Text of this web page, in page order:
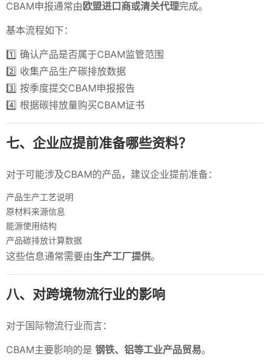
CBAM申报通常由欧盟进口商或清关代理完成。
基本流程如下：
1️⃣ 确认产品是否属于CBAM监管范围
2️⃣ 收集产品生产碳排放数据
3️⃣ 按季度提交CBAM申报报告
4️⃣ 根据碳排放量购买CBAM证书
七、企业应提前准备哪些资料？
对于可能涉及CBAM的产品，建议企业提前准备：
产品生产工艺说明
原材料来源信息
能源使用结构
产品碳排放计算数据
这些信息通常需要由生产工厂提供。
八、对跨境物流行业的影响
对于国际物流行业而言：
CBAM主要影响的是 钢铁、铝等工业产品贸易。